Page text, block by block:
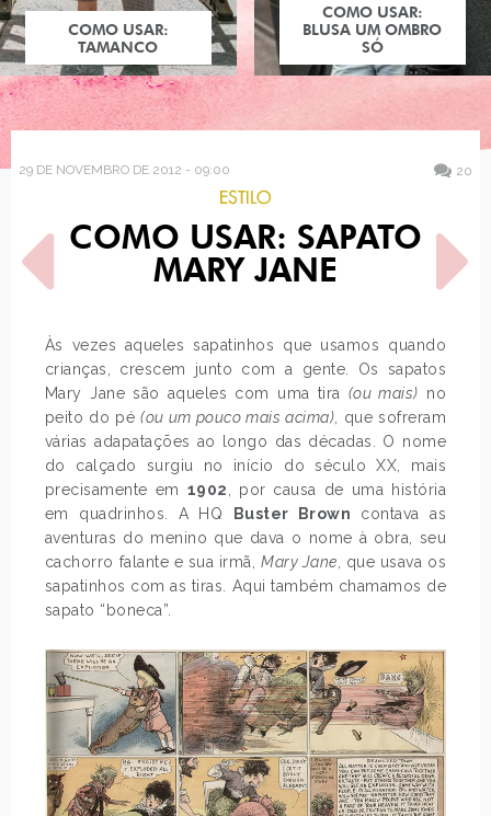
COMO USAR:
TAMANCO
COMO USAR:
BLUSA UM OMBRO
SÓ
29 DE NOVEMBRO DE 2012 - 09:00 20
ESTILO
COMO USAR: SAPATO
MARY JANE
Às vezes aqueles sapatinhos que usamos quando
crianças, crescem junto com a gente. Os sapatos
Mary Jane são aqueles com uma tira (ou mais) no
peito do pé(ou um pouco mais acima) , que sofreram
várias adapatações ao longo das décadas. O nome
do calçado surgiu no início do século XX, mais
precisamente em 1902
, por causa de uma história
em quadrinhos. A HQ
Buster Brown contava as
aventuras do menino que dava o nome à obra, seu
cachorro falante e sua irmã,Mary Jane , que usava os
sapatinhos com as tiras. Aqui também chamamos de
sapato “boneca”.
POST ANTERIOR
AVISO IMPORTANTE SOBRE
NOSSA PÁGINA NO
FACEBOOK!
PRÓXIMO POST
PROVADOR: IAIÁ